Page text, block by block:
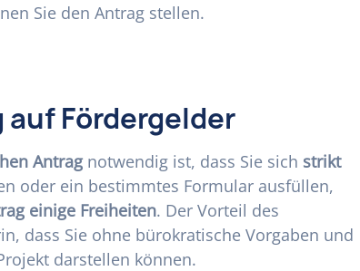
Sie den Antrag stellen.
Fördergelder
Antrag notwendig ist, dass Sie sich strikt
oder ein bestimmtes Formular ausfüllen,
einige Freiheiten. Der Vorteil des
dass Sie ohne bürokratische Vorgaben und
darstellen können.